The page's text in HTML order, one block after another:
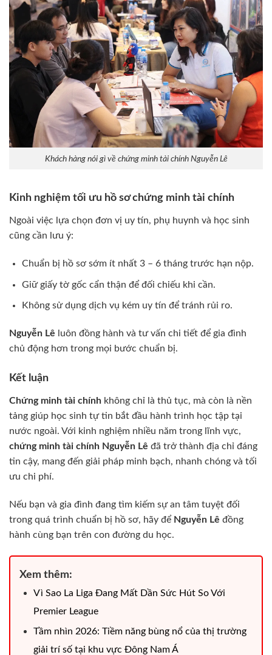
Khách hàng nói gì về chứng minh tài chính Nguyễn Lê
Kinh nghiệm tối ưu hồ sơ chứng minh tài chính
Ngoài việc lựa chọn đơn vị uy tín, phụ huynh và học sinh
cũng cần lưu ý:
Chuẩn bị hồ sơ sớm ít nhất 3 – 6 tháng trước hạn nộp.
Giữ giấy tờ gốc cẩn thận để đối chiếu khi cần.
Không sử dụng dịch vụ kém uy tín để tránh rủi ro.
Nguyễn Lê luôn đồng hành và tư vấn chi tiết để gia đình
chủ động hơn trong mọi bước chuẩn bị.
Kết luận
Chứng minh tài chính không chỉ là thủ tục, mà còn là nền
tảng giúp học sinh tự tin bắt đầu hành trình học tập tại
nước ngoài. Với kinh nghiệm nhiều năm trong lĩnh vực,
chứng minh tài chính Nguyễn Lê đã trở thành địa chỉ đáng
tin cậy, mang đến giải pháp minh bạch, nhanh chóng và tối
ưu chi phí.
Nếu bạn và gia đình đang tìm kiếm sự an tâm tuyệt đối
trong quá trình chuẩn bị hồ sơ, hãy để Nguyễn Lê đồng
hành cùng bạn trên con đường du học.
Xem thêm:
Vì Sao La Liga Đang Mất Dần Sức Hút So Với
Premier League
Tầm nhìn 2026: Tiềm năng bùng nổ của thị trường
giải trí số tại khu vực Đông Nam Á